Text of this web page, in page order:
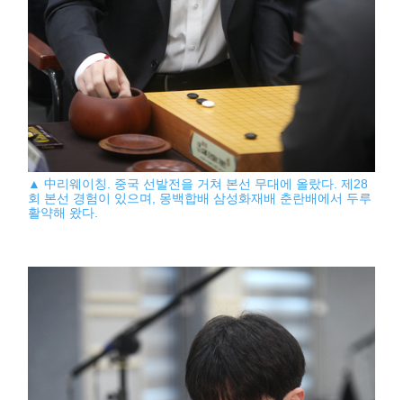
▲ 中리웨이칭. 중국 선발전을 거쳐 본선 무대에 올랐다. 제28
회 본선 경험이 있으며, 몽백합배 삼성화재배 춘란배에서 두루
활약해 왔다.